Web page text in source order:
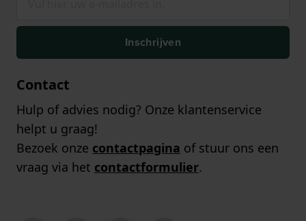
Inschrijven
Contact
Hulp of advies nodig? Onze klantenservice
helpt u graag!
Bezoek onze contactpagina of stuur ons een
vraag via het contactformulier.